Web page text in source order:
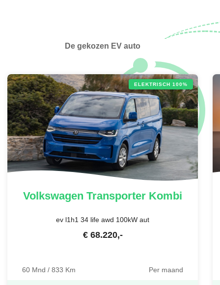
De gekozen EV auto
ELEKTRISCH 100%
Volkswagen Transporter Kombi
ev l1h1 34 life awd 100kW aut
€ 68.220,-
60 Mnd / 833 Km Per maand